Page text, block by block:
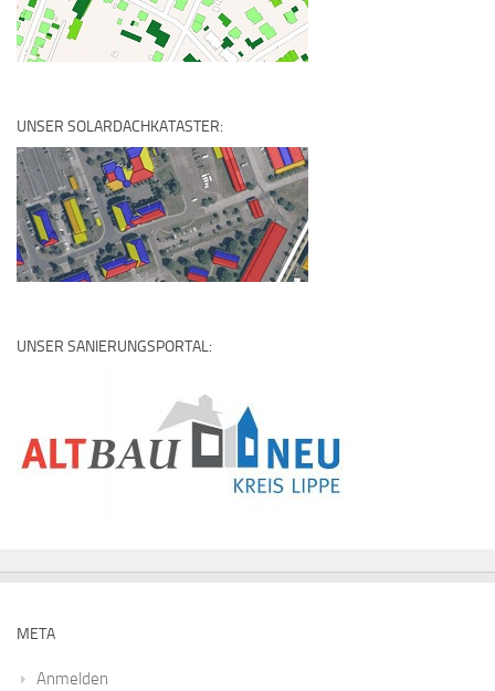
UNSER SOLARDACHKATASTER:
UNSER SANIERUNGSPORTAL:
META
Anmelden